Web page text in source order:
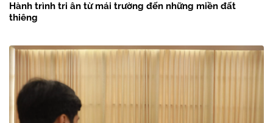
Hành trình tri ân từ mái trường đến những miền đất
thiêng